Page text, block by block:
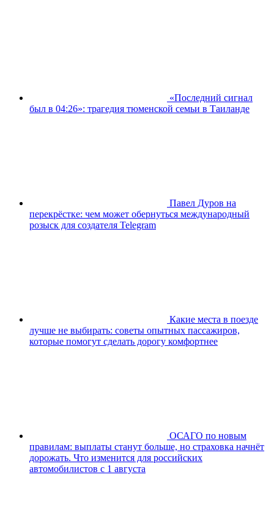
«Последний сигнал
был в 04:26»: трагедия тюменской семьи в Таиланде
Павел Дуров на
перекрёстке: чем может обернуться международный
розыск для создателя Telegram
Какие места в поезде
лучше не выбирать: советы опытных пассажиров,
которые помогут сделать дорогу комфортнее
ОСАГО по новым
правилам: выплаты станут больше, но страховка начнёт
дорожать. Что изменится для российских
автомобилистов с 1 августа